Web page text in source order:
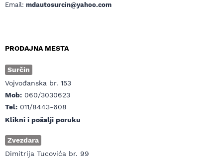
Email: mdautosurcin@yahoo.com
PRODAJNA MESTA
Surčin
Vojvođanska br. 153
Mob: 060/3030623
Tel: 011/8443-608
Klikni i pošalji poruku
Zvezdara
Dimitrija Tucovića br. 99